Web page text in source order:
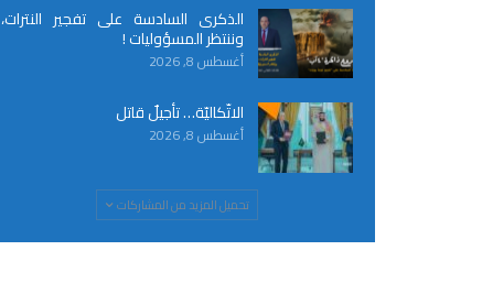
الذكرى السادسة على تفجير النترات،
وننتظر المسؤوليات !
أغسطس 8, 2026
الاتّكاليّة… تأجيلٌ قاتل
أغسطس 8, 2026
تحميل المزيد من المشاركات